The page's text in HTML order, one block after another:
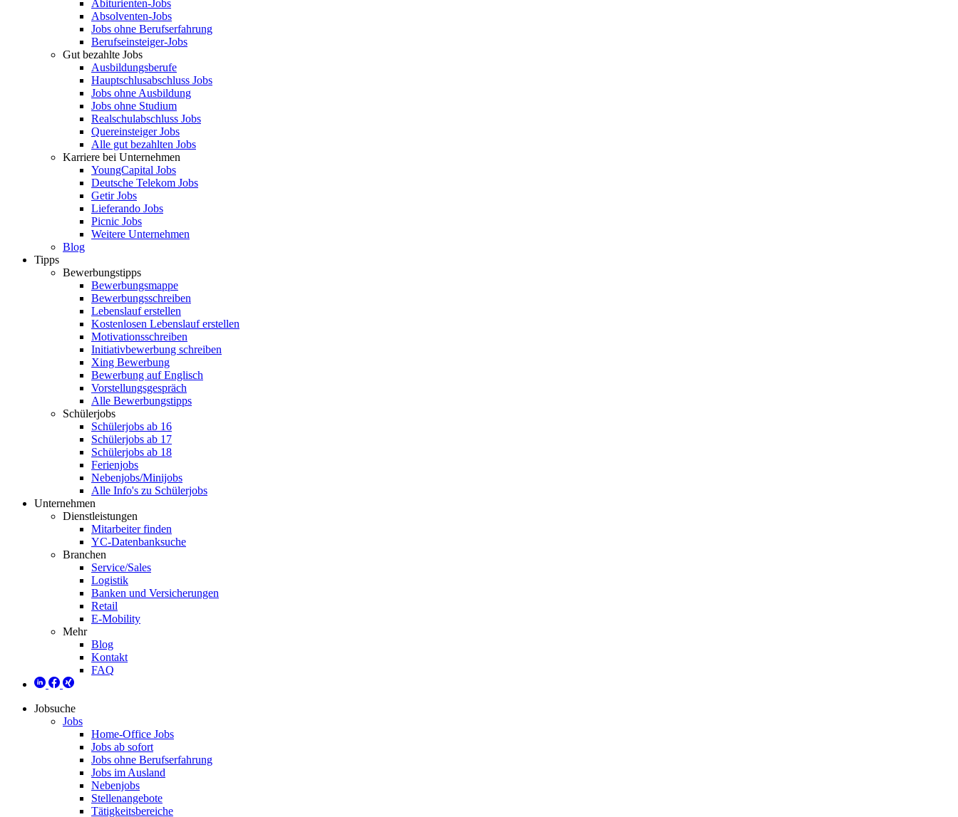
Abiturienten-Jobs
Absolventen-Jobs
Jobs ohne Berufserfahrung
Berufseinsteiger-Jobs
Gut bezahlte Jobs
Ausbildungsberufe
Hauptschlusabschluss Jobs
Jobs ohne Ausbildung
Jobs ohne Studium
Realschulabschluss Jobs
Quereinsteiger Jobs
Alle gut bezahlten Jobs
Karriere bei Unternehmen
YoungCapital Jobs
Deutsche Telekom Jobs
Getir Jobs
Lieferando Jobs
Picnic Jobs
Weitere Unternehmen
Blog
Tipps
Bewerbungstipps
Bewerbungsmappe
Bewerbungsschreiben
Lebenslauf erstellen
Kostenlosen Lebenslauf erstellen
Motivationsschreiben
Initiativbewerbung schreiben
Xing Bewerbung
Bewerbung auf Englisch
Vorstellungsgespräch
Alle Bewerbungstipps
Schülerjobs
Schülerjobs ab 16
Schülerjobs ab 17
Schülerjobs ab 18
Ferienjobs
Nebenjobs/Minijobs
Alle Info's zu Schülerjobs
Unternehmen
Dienstleistungen
Mitarbeiter finden
YC-Datenbanksuche
Branchen
Service/Sales
Logistik
Banken und Versicherungen
Retail
E-Mobility
Mehr
Blog
Kontakt
FAQ
Jobsuche
Jobs
Home-Office Jobs
Jobs ab sofort
Jobs ohne Berufserfahrung
Jobs im Ausland
Nebenjobs
Stellenangebote
Tätigkeitsbereiche